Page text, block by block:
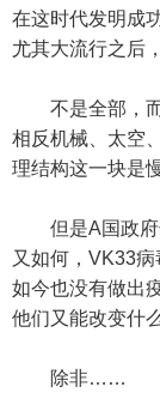
在这时代发明成
尤其大流行之后
不是全部，而
相反机械、太空
理结构这一块是
但是A国政府
又如何，VK33病
如今也没有做出
他们又能改变什
除非……